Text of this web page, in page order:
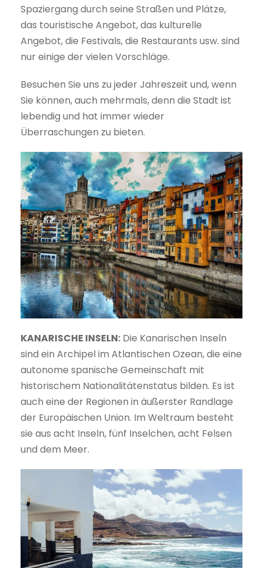
Spaziergang durch seine Straßen und Plätze,
das touristische Angebot, das kulturelle
Angebot, die Festivals, die Restaurants usw. sind
nur einige der vielen Vorschläge.
Besuchen Sie uns zu jeder Jahreszeit und, wenn
Sie können, auch mehrmals, denn die Stadt ist
lebendig und hat immer wieder
Überraschungen zu bieten.
KANARISCHE INSELN: Die Kanarischen Inseln
sind ein Archipel im Atlantischen Ozean, die eine
autonome spanische Gemeinschaft mit
historischem Nationalitätenstatus bilden. Es ist
auch eine der Regionen in äußerster Randlage
der Europäischen Union. Im Weltraum besteht
sie aus acht Inseln, fünf Inselchen, acht Felsen
und dem Meer.